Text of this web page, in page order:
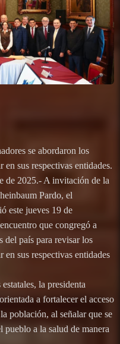
se abordaron los
sus respectivas entidades.
de 2025.- A invitación de la
Pardo, el
este jueves 19 de
que congregó a
del país para revisar los
sus respectivas entidades
la presidenta
a fortalecer el acceso
población, al señalar que se
pueblo a la salud de manera